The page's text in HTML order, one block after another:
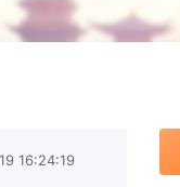
16:24:19